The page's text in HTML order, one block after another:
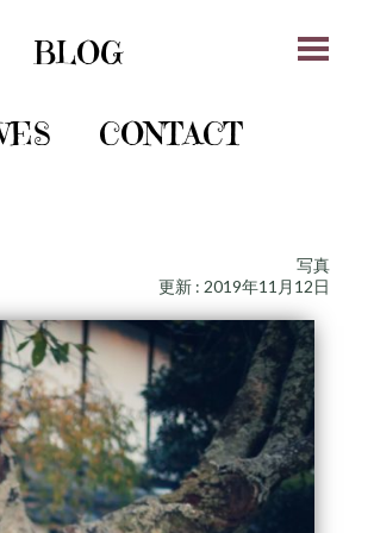
BLOG
CONTACT
写真
更新 : 2019年11月12日